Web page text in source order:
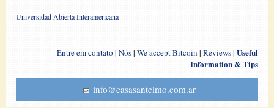
Universidad Abierta Interamericana
Entre em contato | Nós| We accept Bitcoin | Reviews| Useful
Information & Tips
| info@casasantelmo.com.ar